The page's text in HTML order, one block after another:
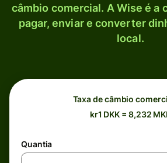
câmbio comercial. A Wise é a
pagar, enviar e converter
local.
Taxa de câmbio
kr1 DKK = 8,232
Quantia